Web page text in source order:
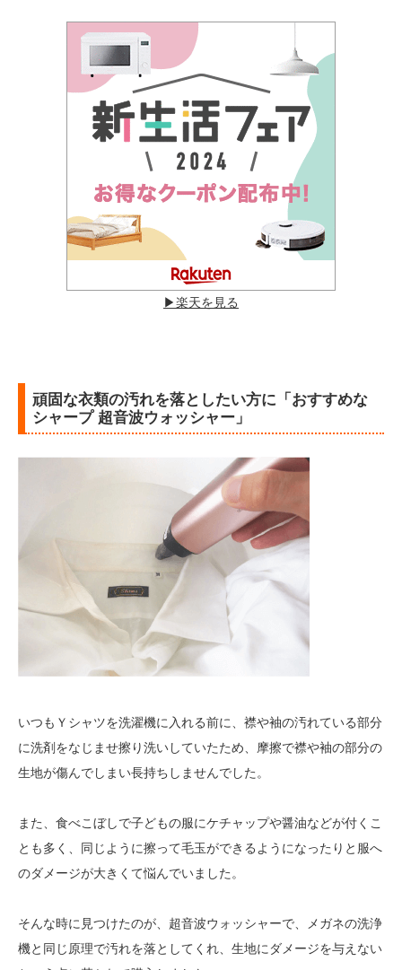
▶︎楽天を見る
頑固な衣類の汚れを落としたい方に「おすすめな
シャープ 超音波ウォッシャー」
いつもＹシャツを洗濯機に入れる前に、襟や袖の汚れている部分
に洗剤をなじませ擦り洗いしていたため、摩擦で襟や袖の部分の
生地が傷んでしまい長持ちしませんでした。
また、食べこぼしで子どもの服にケチャップや醤油などが付くこ
とも多く、同じように擦って毛玉ができるようになったりと服へ
のダメージが大きくて悩んでいました。
そんな時に見つけたのが、超音波ウォッシャーで、メガネの洗浄
機と同じ原理で汚れを落としてくれ、生地にダメージを与えない